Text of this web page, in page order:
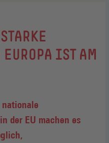
IST AM
der EU machen es